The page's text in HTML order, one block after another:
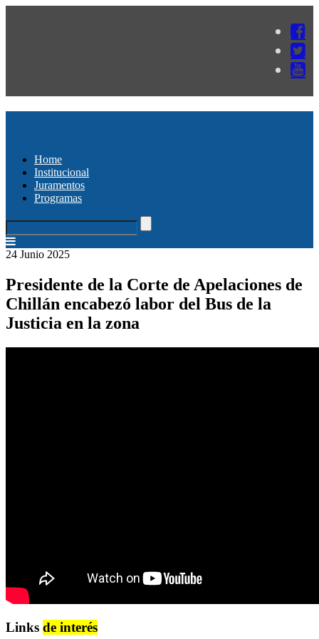
Home
Institucional
Juramentos
Programas
24 Junio 2025
Presidente de la Corte de Apelaciones de
Chillán encabezó labor del Bus de la
Justicia en la zona
Links de interés